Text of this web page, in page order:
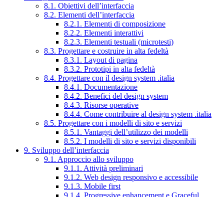
8.1. Obiettivi dell’interfaccia
8.2. Elementi dell’interfaccia
8.2.1. Elementi di composizione
8.2.2. Elementi interattivi
8.2.3. Elementi testuali (microtesti)
8.3. Progettare e costruire in alta fedeltà
8.3.1. Layout di pagina
8.3.2. Prototipi in alta fedeltà
8.4. Progettare con il design system .italia
8.4.1. Documentazione
8.4.2. Benefici del design system
8.4.3. Risorse operative
8.4.4. Come contribuire al design system .italia
8.5. Progettare con i modelli di sito e servizi
8.5.1. Vantaggi dell’utilizzo dei modelli
8.5.2. I modelli di sito e servizi disponibili
9. Sviluppo dell’interfaccia
9.1. Approccio allo sviluppo
9.1.1. Attività preliminari
9.1.2. Web design responsivo e accessibile
9.1.3. Mobile first
9.1.4. Progressive enhancement e Graceful